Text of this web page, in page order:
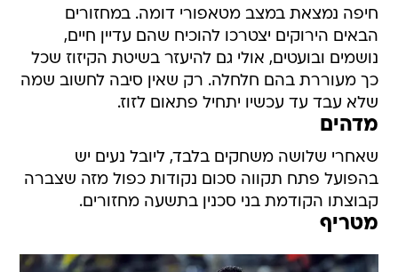
חיפה נמצאת במצב מטאפורי דומה. במחזורים
הבאים הירוקים יצטרכו להוכיח שהם עדיין חיים,
נושמים ובועטים, אולי גם להיעזר בשיטת הקיזוז שכל
כך מעוררת בהם חלחלה. רק שאין סיבה לחשוב שמה
שלא עבד עד עכשיו יתחיל פתאום לזוז.
מדהים
שאחרי שלושה משחקים בלבד, ליובל נעים יש
בהפועל פתח תקווה סכום נקודות כפול מזה שצברה
קבוצתו הקודמת בני סכנין בתשעה מחזורים.
מטריף